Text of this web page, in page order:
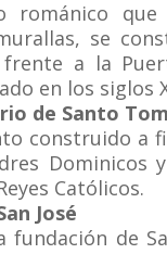
románico que
se
a la
en los siglos
de Santo
construido a
Dominicos
Católicos.
José
fundación de